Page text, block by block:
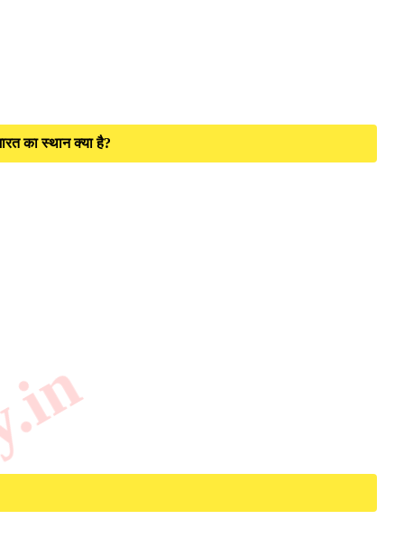
का स्थान क्या है?